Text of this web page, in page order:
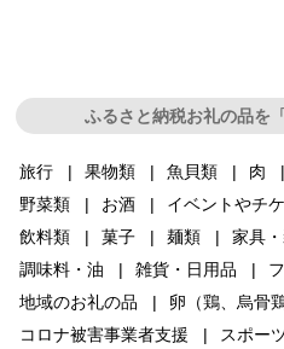
ふるさと納税お礼の品を
旅行 果物類 魚貝類 肉
野菜類
お酒 イベントやチ
飲料類
菓子 麺類 家具
調味料・油
雑貨・日用品
地域のお礼の品
卵（鶏、烏骨
コロナ被害事業者支援
スポー